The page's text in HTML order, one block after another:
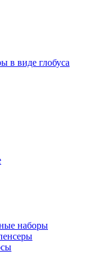
в виде глобуса
наборы